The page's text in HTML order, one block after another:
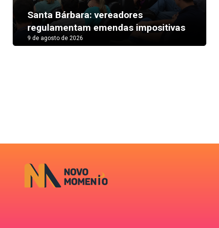
Santa Bárbara: vereadores
regulamentam emendas impositivas
9 de agosto de 2026